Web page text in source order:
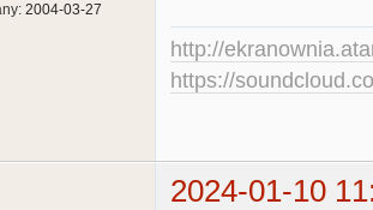
2004-03-27
http://
https://
2024-01-10